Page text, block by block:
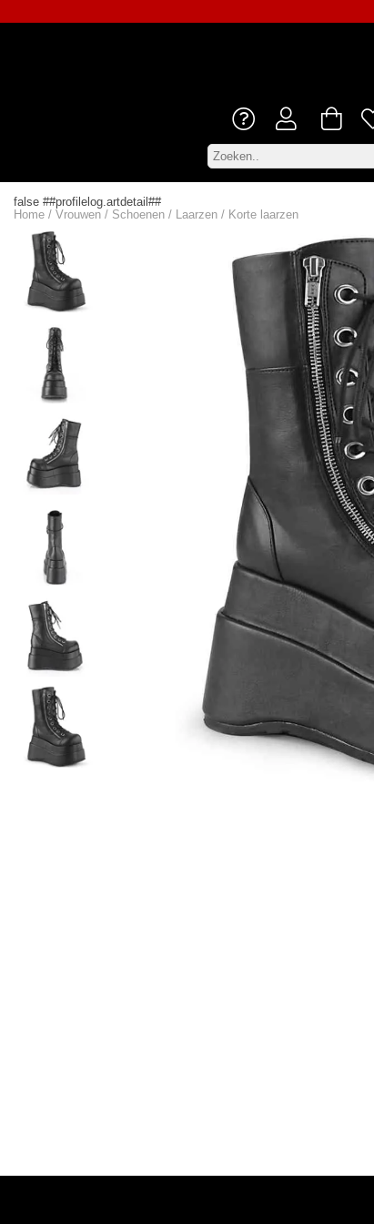
false ##profilelog.artdetail##
Home / Vrouwen / Schoenen / Laarzen / Korte laarzen